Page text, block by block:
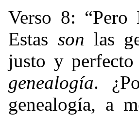
Verso 8:
Estas son las
justo y
genealogía.
genealogía, a